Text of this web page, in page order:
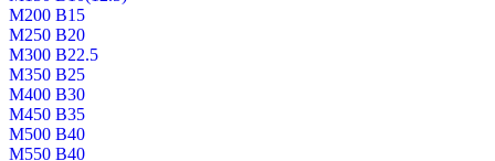
М200 В15
М250 В20
М300 В22.5
М350 В25
М400 В30
М450 В35
М500 В40
М550 В40